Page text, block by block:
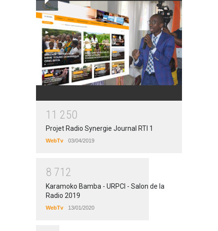
1 1 250
Projet Radio Synergie Journal RTI 1
WebTv 03/04/2019
8 71 2
Karamoko Bamba - URPCI - Salon de la
Radio 2019
WebTv 13/01/2020